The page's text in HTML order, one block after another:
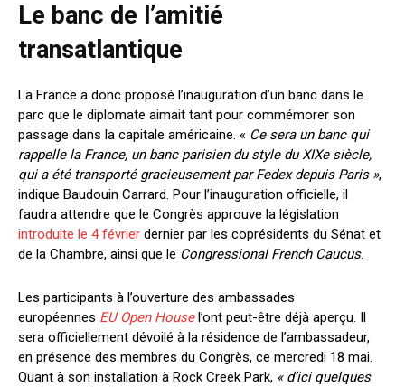
Le banc de l’amitié
transatlantique
La France a donc proposé l’inauguration d’un banc dans le
parc que le diplomate aimait tant pour commémorer son
passage dans la capitale américaine. « Ce sera un banc qui
rappelle la France, un banc parisien du style du XIXe siècle,
qui a été transporté gracieusement par Fedex depuis Paris »,
indique Baudouin Carrard. Pour l’inauguration officielle, il
faudra attendre que l e Congrès approuve la législation
introduite le 4 février dernier par les coprésidents du Sénat et
de la Chambre, ainsi que le Congressional French Caucus.
Les participants à l’ouverture des ambassades
européennes EU Open Housel’ont peut-être déjà aperçu. Il
sera officiellement dévoilé à la résidence de l’ambassadeur,
en présence des membres du Congrès, ce mercredi 18 mai.
Quant à son installation à Rock Creek Park, « d’ici quelques